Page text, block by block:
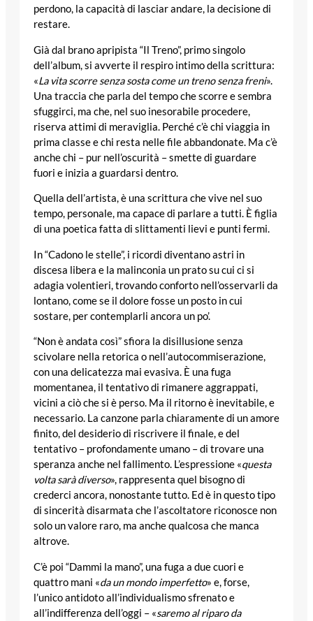
perdono, la capacità di lasciar andare, la decisione di
restare.
Già dal brano apripista “Il Treno”, primo singolo
dell’album, si avverte il respiro intimo della scrittura:
«La vita scorre senza sosta come un treno senza freni».
Una traccia che parla del tempo che scorre e sembra
sfuggirci, ma che, nel suo inesorabile procedere,
riserva attimi di meraviglia. Perché c’è chi viaggia in
prima classe e chi resta nelle file abbandonate. Ma c’è
anche chi – pur nell’oscurità – smette di guardare
fuori e inizia a guardarsi dentro.
Quella dell’artista, è una scrittura che vive nel suo
tempo, personale, ma capace di parlare a tutti. È figlia
di una poetica fatta di slittamenti lievi e punti fermi.
In “Cadono le stelle”, i ricordi diventano astri in
discesa libera e la malinconia un prato su cui ci si
adagia volentieri, trovando conforto nell’osservarli da
lontano, come se il dolore fosse un posto in cui
sostare, per contemplarli ancora un po’.
“Non è andata così” sfiora la disillusione senza
scivolare nella retorica o nell’autocommiserazione,
con una delicatezza mai evasiva. È una fuga
momentanea, il tentativo di rimanere aggrappati,
vicini a ciò che si è perso. Ma il ritorno è inevitabile, e
necessario. La canzone parla chiaramente di un amore
finito, del desiderio di riscrivere il finale, e del
tentativo – profondamente umano – di trovare una
speranza anche nel fallimento. L’espressione «questa
volta sarà diverso», rappresenta quel bisogno di
crederci ancora, nonostante tutto. Ed è in questo tipo
di sincerità disarmata che l’ascoltatore riconosce non
solo un valore raro, ma anche qualcosa che manca
altrove.
C’è poi “Dammi la mano”, una fuga a due cuori e
quattro mani «da un mondo imperfetto» e, forse,
l’unico antidoto all’individualismo sfrenato e
all’indifferenza dell’oggi – «saremo al riparo da